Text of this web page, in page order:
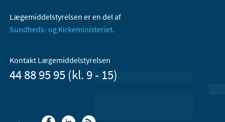
Lægemiddelstyrelsen er en del af
Sundheds- og Kirkeministeriet.
Kontakt Lægemiddelstyrelsen
44 88 95 95 (kl. 9 - 15)